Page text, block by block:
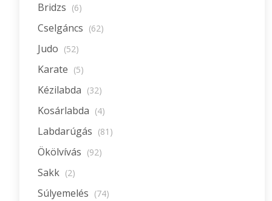
Bridzs (6)
Cselgáncs (62)
Judo (52)
Karate (5)
Kézilabda (32)
Kosárlabda (4)
Labdarúgás (81)
Ökölvívás (92)
Sakk (2)
Súlyemelés (74)